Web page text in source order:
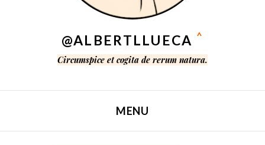
@ALBERTLLUECA ^
Circumspice et cogita de rerum natura.
MENU